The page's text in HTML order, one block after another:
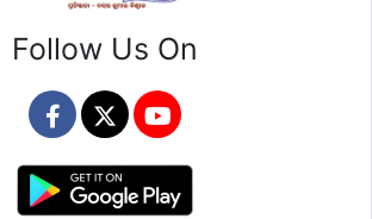
Follow Us On